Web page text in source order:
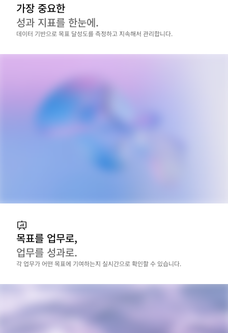
가장 중요한
성과 지표를 한눈에.
데이터 기반으로 목표 달성도를 측정하고 지속해서 관리합니다.
목표를 업무로,
업무를 성과로.
각 업무가 어떤 목표에 기여하는지 실시간으로 확인할 수 있습니다.